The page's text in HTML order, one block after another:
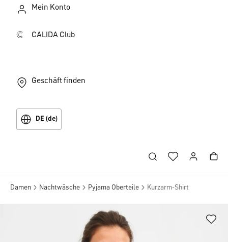
Mein Konto
CALIDA Club
Geschäft finden
DE (de)
Damen Nachtwäsche Pyjama Oberteile Kurzarm-Shirt